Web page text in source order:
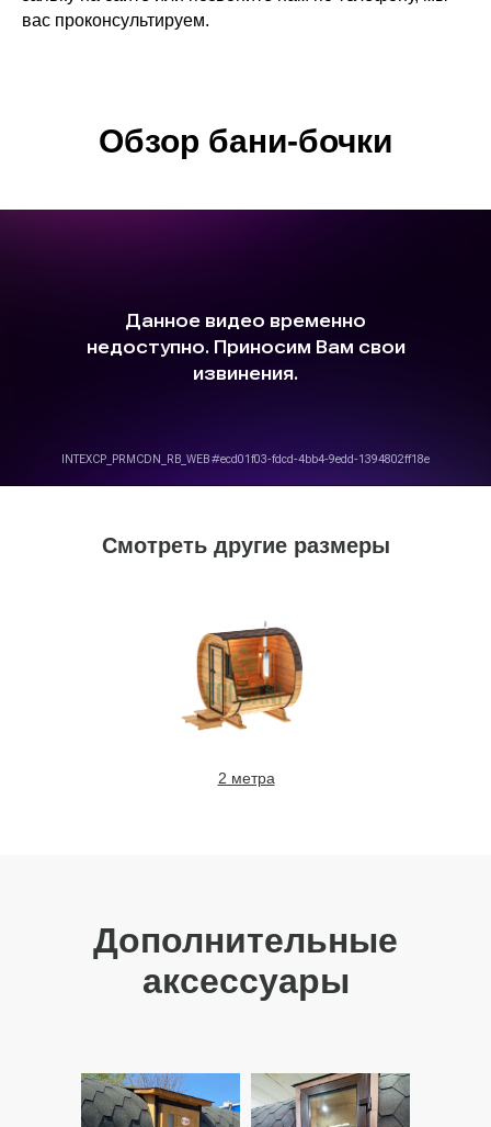
Оставить заявку
вас проконсультируем.
Обзор бани-бочки
2 метра
Смотреть другие размеры
Дополнительные
аксессуары